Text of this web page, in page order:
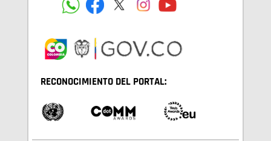
RECONOCIMIENTO DEL PORTAL: